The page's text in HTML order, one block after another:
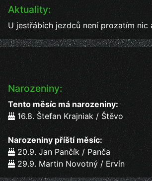
Aktuality:
U jestřábích jezdců není prozatím nic
Narozeniny:
Tento měsíc má narozeniny:
16.8. Štefan Krajniak / Štěvo
Narozeniny příští měsíc:
20.9. Jan Pančík / Panča
29.9. Martin Novotný / Ervín